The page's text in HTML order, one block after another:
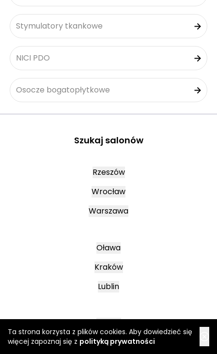
Ta strona korzysta z plików cookies. Aby dowiedzieć się
więcej zapoznaj się z polityką prywatności
Stymulatory tkankowe
NICI PDO
Osocze bogatopłytkowe
Szukaj salonów
Rzeszów
Wrocław
Warszawa
Oława
Kraków
Lublin
Leszno